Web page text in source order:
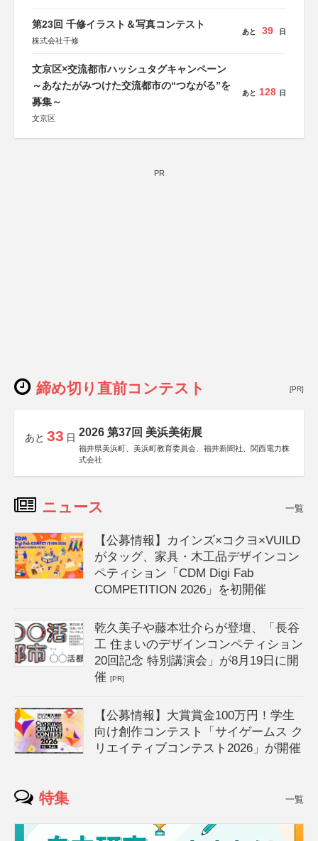
第23回 千修イラスト＆写真コンテスト
株式会社千修
あと 39 日
文京区×交流都市ハッシュタグキャンペーン
～あなたがみつけた交流都市の“つながる”を
募集～
文京区
あと 128 日
PR
締め切り直前コンテスト [PR]
あと 33 日 2026 第37回 美浜美術展
福井県美浜町、美浜町教育委員会、福井新聞社、関西電力株
式会社
ニュース 一覧
【公募情報】カインズ×コクヨ×VUILD
がタッグ、家具・木工品デザインコン
ペティション「CDM Digi Fab
COMPETITION 2026」を初開催
乾久美子や藤本壮介らが登壇、「長谷
工 住まいのデザインコンペティション
20回記念 特別講演会」が8月19日に開
催[PR]
【公募情報】大賞賞金100万円！学生
向け創作コンテスト「サイゲームス ク
リエイティブコンテスト2026」が開催
特集 一覧